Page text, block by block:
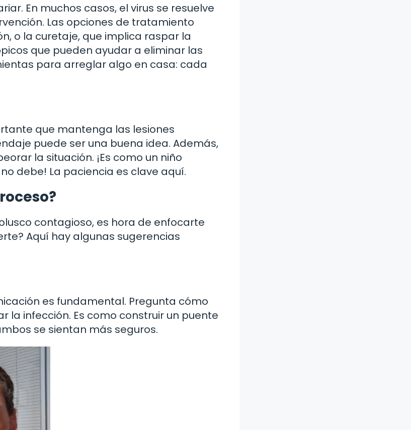
En muchos casos, el virus se resuelve
Las opciones de tratamiento
o la curetaje, que implica raspar la
que pueden ayudar a eliminar las
para arreglar algo en casa: cada
que mantenga las lesiones
puede ser una buena idea. Además,
la situación. ¡Es como un niño
debe! La paciencia es clave aquí.
contagioso, es hora de enfocarte
Aquí hay algunas sugerencias
es fundamental. Pregunta cómo
infección. Es como construir un puente
se sientan más seguros.